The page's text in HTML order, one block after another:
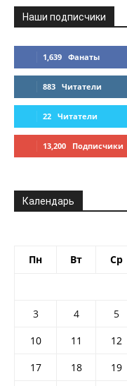
Наши подписчики
1,639 Фанаты
883 Читатели
22 Читатели
13,200 Подписчики
Календарь
Пн Вт Ср
3
4 5
10
11 12
17
18 19